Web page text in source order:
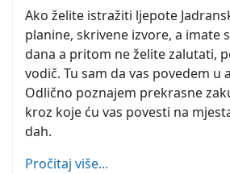
Ako želite istražiti ljepote
planine, skrivene izvore, a imate
dana a pritom ne želite zalutati,
vodič. Tu sam da vas povedem u
Odlično poznajem prekrasne
kroz koje ću vas povesti na
dah.
Pročitaj više...